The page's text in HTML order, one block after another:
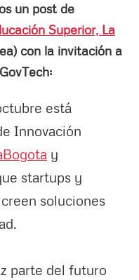
un post de
Superior, La
con la invitación a
está
Innovación
y
startups y
soluciones
parte del futuro